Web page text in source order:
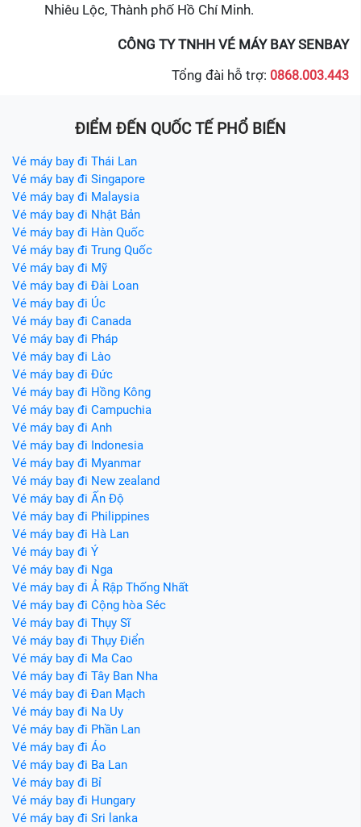
Nhiêu Lộc, Thành phố Hồ Chí Minh.
CÔNG TY TNHH VÉ MÁY BAY SENBAY
Tổng đài hỗ trợ: 0868.003.443
ĐIỂM ĐẾN QUỐC TẾ PHỔ BIẾN
Vé máy bay đi Thái Lan
Vé máy bay đi Singapore
Vé máy bay đi Malaysia
Vé máy bay đi Nhật Bản
Vé máy bay đi Hàn Quốc
Vé máy bay đi Trung Quốc
Vé máy bay đi Mỹ
Vé máy bay đi Đài Loan
Vé máy bay đi Úc
Vé máy bay đi Canada
Vé máy bay đi Pháp
Vé máy bay đi Lào
Vé máy bay đi Đức
Vé máy bay đi Hồng Kông
Vé máy bay đi Campuchia
Vé máy bay đi Anh
Vé máy bay đi Indonesia
Vé máy bay đi Myanmar
Vé máy bay đi New zealand
Vé máy bay đi Ấn Độ
Vé máy bay đi Philippines
Vé máy bay đi Hà Lan
Vé máy bay đi Ý
Vé máy bay đi Nga
Vé máy bay đi Ả Rập Thống Nhất
Vé máy bay đi Cộng hòa Séc
Vé máy bay đi Thụy Sĩ
Vé máy bay đi Thụy Điển
Vé máy bay đi Ma Cao
Vé máy bay đi Tây Ban Nha
Vé máy bay đi Đan Mạch
Vé máy bay đi Na Uy
Vé máy bay đi Phần Lan
Vé máy bay đi Áo
Vé máy bay đi Ba Lan
Vé máy bay đi Bỉ
Vé máy bay đi Hungary
Vé máy bay đi Sri lanka